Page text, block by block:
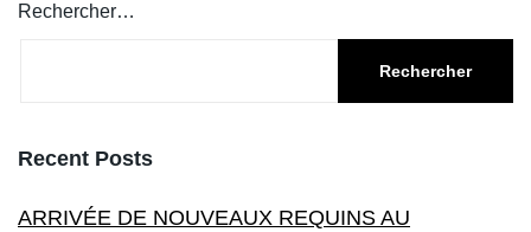
Rechercher…
Recent Posts
ARRIVÉE DE NOUVEAUX REQUINS AU